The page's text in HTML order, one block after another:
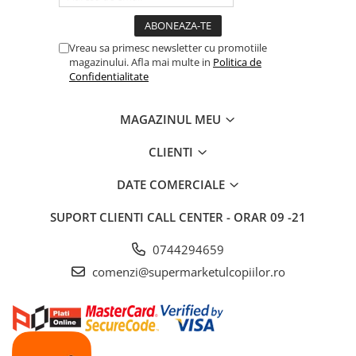
Articole hranire bebelusi
Biberoane, tetine si accesorii
Scaune de masa bebe
Suzete si accesorii
Atlase si enciclopedii pentru copii
Casute si corturi copii
Jucarii pentru plaja si nisip
Tobogane copii
Masinute si vehicule pentru copii
Piscine copii
Vreau sa primesc newsletter cu promotiile
magazinului. Afla mai multe in Politica de
Confidentialitate
MAGAZINUL MEU
CLIENTI
DATE COMERCIALE
SUPORT CLIENTI CALL CENTER - ORAR 09 -21
0744294659
comenzi@supermarketulcopiilor.ro